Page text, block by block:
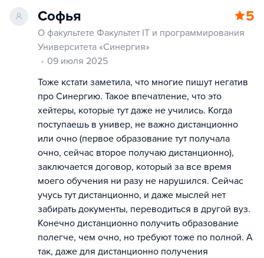
Софья 5
О факультете Факультет IT и программирования
Университета «Синергия»
09 июля 2025
Тоже кстати заметила, что многие пишут негатив
про Синергию. Такое впечатление, что это
хейтеры, которые тут даже не учились. Когда
поступаешь в универ, не важно дистанционно
или очно (первое образование тут получала
очно, сейчас второе получаю дистанционно),
заключается договор, который за все время
моего обучения ни разу не нарушился. Сейчас
учусь тут дистанционно, и даже мыслей нет
забирать документы, переводиться в другой вуз.
Конечно дистанционно получить образование
полегче, чем очно, но требуют тоже по полной. А
так, даже для дистанционно получения